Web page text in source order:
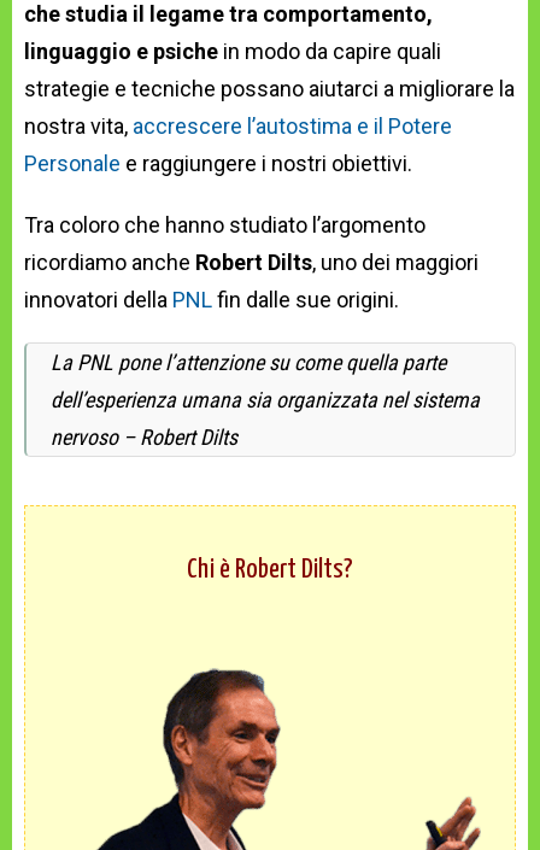
che studia il legame tra comportamento,
linguaggio e psiche in modo da capire quali
strategie e tecniche possano aiutarci a migliorare la
nostra vita, accrescere l’autostima e il Potere
Personale e raggiungere i nostri obiettivi.
Tra coloro che hanno studiato l’argomento
ricordiamo anche Robert Dilts, uno dei maggiori
innovatori della PNLfin dalle sue origini.
La PNL pone l’attenzione su come quella parte
dell’esperienza umana sia organizzata nel sistema
nervoso – Robert Dilts
Chi è Robert Dilts?